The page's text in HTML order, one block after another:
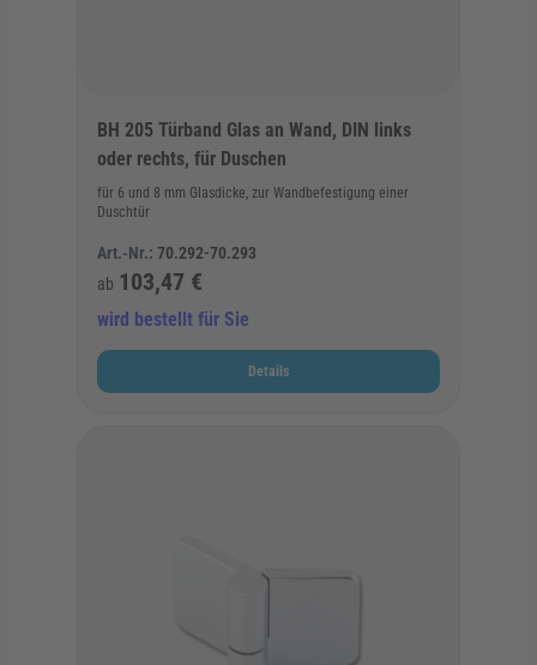
BH 205 Türband Glas an Wand, DIN links
oder rechts, für Duschen
für 6 und 8 mm Glasdicke, zur Wandbefestigung einer
Duschtür
Art.-Nr.: 70.292-70.293
ab 103,47 €
wird bestellt für Sie
Details